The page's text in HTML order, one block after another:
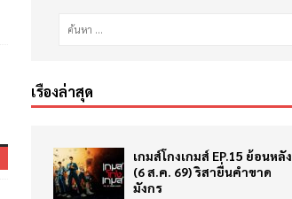
เรื่องล่าสุด
เกมส์โกงเกมส์ EP.15 ย้อนหลัง
(6 ส.ค. 69) ริสายื่นคำขาด
มังกร